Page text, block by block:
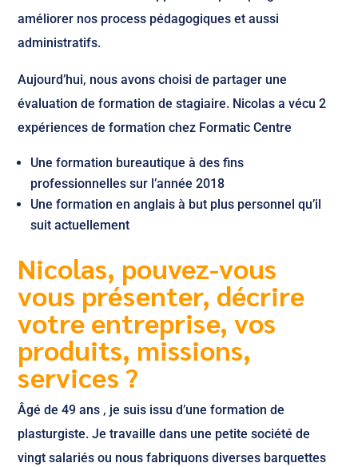
améliorer nos process pédagogiques et aussi
administratifs.
Aujourd’hui, nous avons choisi de partager une
évaluation de formation de stagiaire. Nicolas a vécu 2
expériences de formation chez Formatic Centre
Une formation bureautique à des fins
professionnelles sur l’année 2018
Une formation en anglais à but plus personnel qu’il
suit actuellement
Nicolas, pouvez-vous
vous présenter, décrire
votre entreprise, vos
produits, missions,
services ?
Âgé de 49 ans , je suis issu d’une formation de
plasturgiste. Je travaille dans une petite société de
vingt salariés ou nous fabriquons diverses barquettes